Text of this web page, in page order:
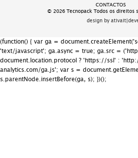
CONTACTOS
© 2026 Tecnopack Todos os direitos
|
design by ativait
(function() { var ga =
'text/javascript'; ga.async = true; ga.src =
document.location.protocol ? 'https://ssl' :
analytics.com/ga.js'; var s =
s.parentNode.insertBefore(ga, s); })();